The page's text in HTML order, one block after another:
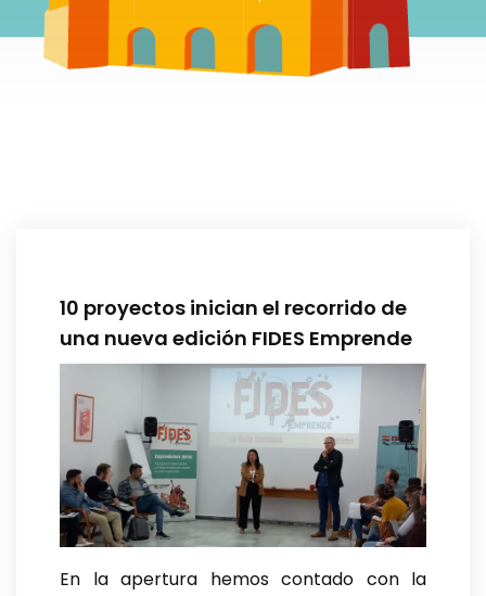
10 proyectos inician el recorrido de
una nueva edición FIDES Emprende
En la apertura hemos contado con la